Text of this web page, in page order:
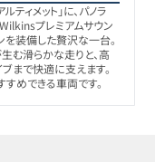
ィメット」に、パノラ
プレミアムサウン
を装備した贅沢な一台。
む滑らかな走りと、高
まで快適に支えます。
めできる車両です。